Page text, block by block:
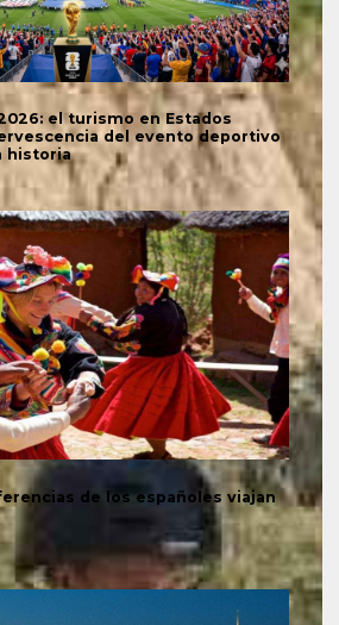
el turismo en Estados
del evento deportivo
historia
de los españoles viajan